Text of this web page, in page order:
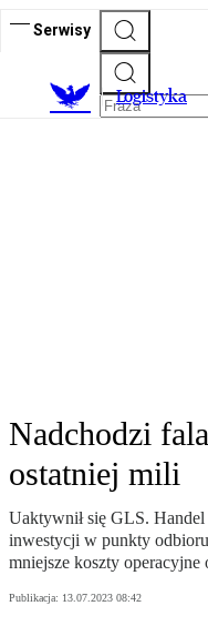
Serwisy
Logistyka
Nadchodzi
ostatniej mili
Uaktywnił się GLS.
inwestycji w punkty
mniejsze koszty operacyjne
Publikacja: 13.07.2023 08:42